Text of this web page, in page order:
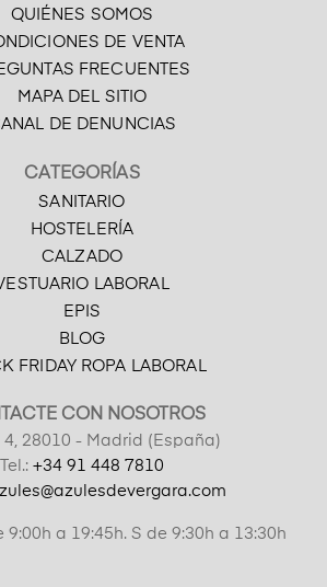
QUIÉNES SOMOS
DE VENTA
FRECUENTES
MAPA DEL SITIO
DE DENUNCIAS
CATEGORÍAS
SANITARIO
HOSTELERÍA
CALZADO
LABORAL
EPIS
BLOG
FRIDAY ROPA LABORAL
CON NOSOTROS
28010 - Madrid (España)
Tel.: +34 91 448 7810
9:00h a 19:45h. S de 9:30h a 13:30h